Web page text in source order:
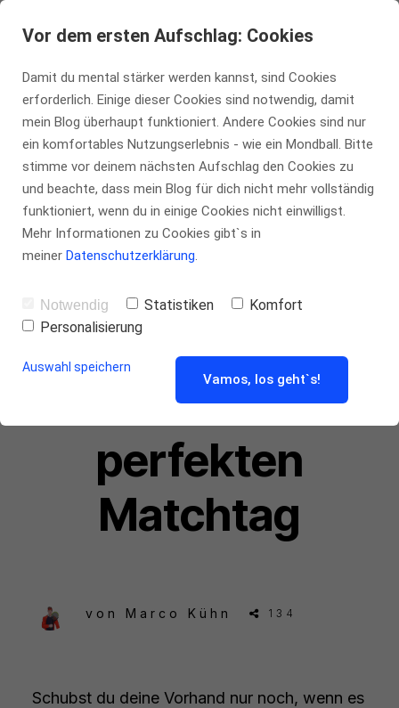
tennis-insider.de
Matchvorbereit
ung für
Tennisspieler:
Die ultimative
Ressourcenlist
e für einen
perfekten
Matchtag
von Marco Kühn 134
Schubst du deine Vorhand nur noch, wenn es
Vor dem ersten Aufschlag: Cookies
Damit du mental stärker werden kannst, sind Cookies
erforderlich. Einige dieser Cookies sind notwendig, damit
mein Blog überhaupt funktioniert. Andere Cookies sind nur
ein komfortables Nutzungserlebnis - wie ein Mondball. Bitte
stimme vor deinem nächsten Aufschlag den Cookies zu
und beachte, dass mein Blog für dich nicht mehr vollständig
funktioniert, wenn du in einige Cookies nicht einwilligst.
Mehr Informationen zu Cookies gibt`s in
meiner Datenschutzerklärung.
Notwendig Statistiken
Komfort
Personalisierung
Auswahl speichern
Vamos, los geht`s!